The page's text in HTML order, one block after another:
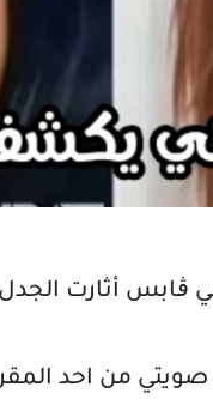
ڨابس أثارت
من احد